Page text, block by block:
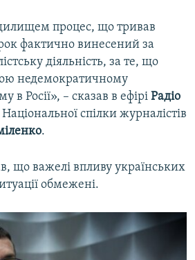
процес, що тривав
фактично винесений за
діяльність, за те, що
недемократичному
в Росії», – сказав в ефірі Радіо
спілки журналістів
.
що важелі впливу українських
обмежені.